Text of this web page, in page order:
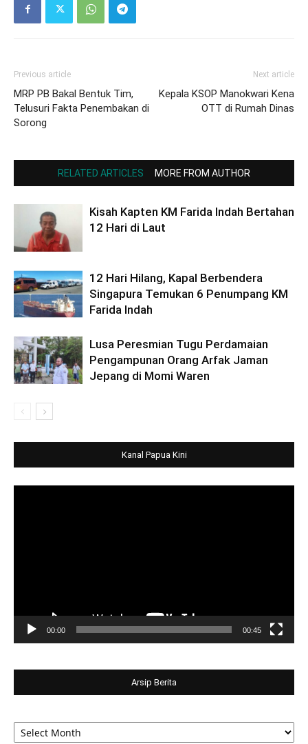
Previous article
MRP PB Bakal Bentuk Tim,
Telusuri Fakta Penembakan di
Sorong
Next article
Kepala KSOP Manokwari Kena
OTT di Rumah Dinas
RELATED ARTICLES MORE FROM AUTHOR
Kisah Kapten KM Farida Indah Bertahan
12 Hari di Laut
12 Hari Hilang, Kapal Berbendera
Singapura Temukan 6 Penumpang KM
Farida Indah
Lusa Peresmian Tugu Perdamaian
Pengampunan Orang Arfak Jaman
Jepang di Momi Waren
Kanal Papua Kini
00:00 00:45
Arsip Berita
Arsip
Berita